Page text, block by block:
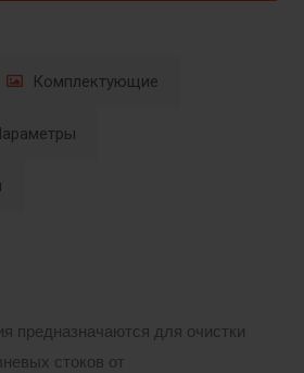
Комплектующие
предназначаются для очистки
стоков от